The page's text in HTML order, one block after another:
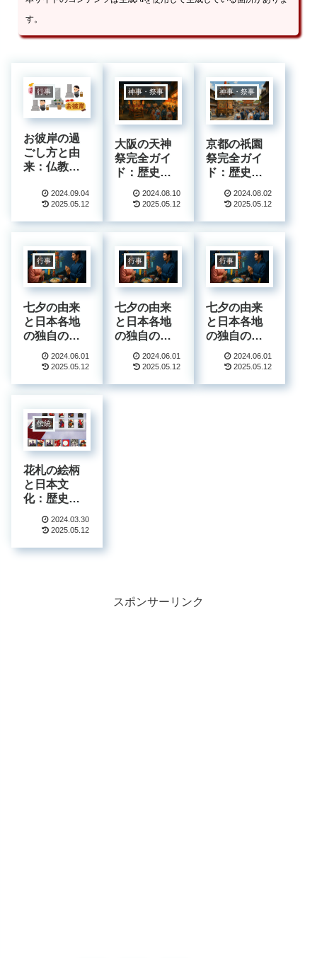
す。
行事
お彼岸の過
ごし方と由
来：仏教的
養の方法を
徹底解説
2024.09.04
2025.05.12
神事・祭事
大阪の天神
祭完全ガイ
ド：歴史、
日程、楽し
2024.08.10
2025.05.12
神事・祭事
京都の祇園
祭完全ガイ
ド：歴史、
日程、楽し
2024.08.02
2025.05.12
行事
七夕の由来
と日本各地
の独自の風
習：伝説か
ら地域の風
く解説
2024.06.01
2025.05.12
行事
七夕の由来
と日本各地
の独自の風
習：伝説か
ら地域の風
く解説
2024.06.01
2025.05.12
行事
七夕の由来
と日本各地
の独自の風
習：伝説か
ら地域の風
く解説
2024.06.01
2025.05.12
伝統
花札の絵柄
と日本文
化：歴史、
の美しさを
2024.03.30
2025.05.12
スポンサーリンク